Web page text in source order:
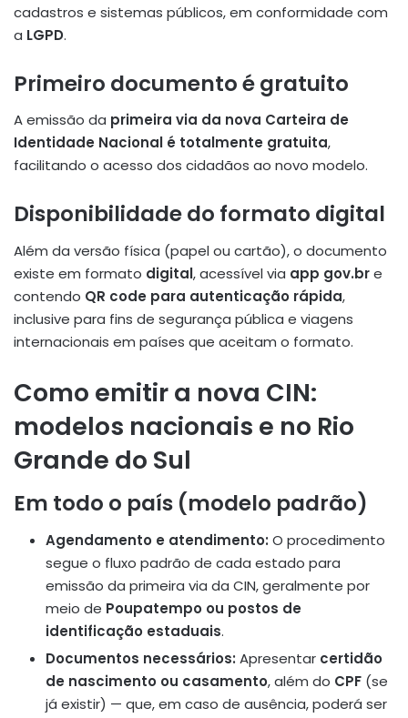
cadastros e sistemas públicos, em conformidade com
a LGPD.
Primeiro documento é gratuito
A emissão da primeira via da nova Carteira de
Identidade Nacional é totalmente gratuita,
facilitando o acesso dos cidadãos ao novo modelo.
Disponibilidade do formato digital
Além da versão física (papel ou cartão), o documento
existe em formato digital, acessível via app gov.bre
contendo QR code para autenticação rápida,
inclusive para fins de segurança pública e viagens
internacionais em países que aceitam o formato.
Como emitir a nova CIN:
modelos nacionais e no Rio
Grande do Sul
Em todo o país (modelo padrão)
Agendamento e atendimento: O procedimento
segue o fluxo padrão de cada estado para
emissão da primeira via da CIN, geralmente por
meio de Poupatempo ou postos de
identificação estaduais.
Documentos necessários: Apresentar certidão
de nascimento ou casamento, além do CPF (se
já existir) — que, em caso de ausência, poderá ser